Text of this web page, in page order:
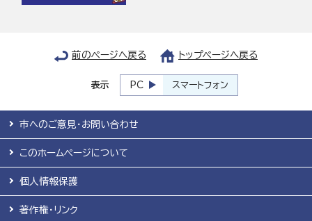
前のページへ戻る トップページへ戻る
表示 PC スマートフォン
市へのご意見・お問い合わせ
このホームページについて
個人情報保護
著作権・リンク